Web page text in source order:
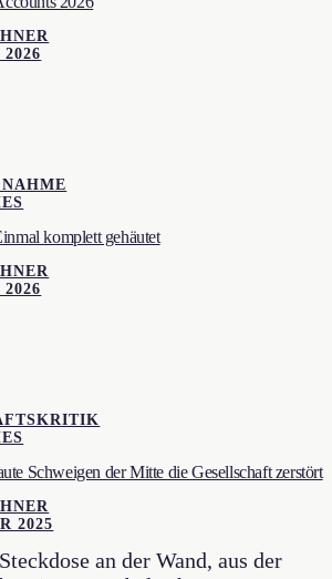
komplett gehäutet
Schweigen der Mitte die Gesellschaft zerstört
2025